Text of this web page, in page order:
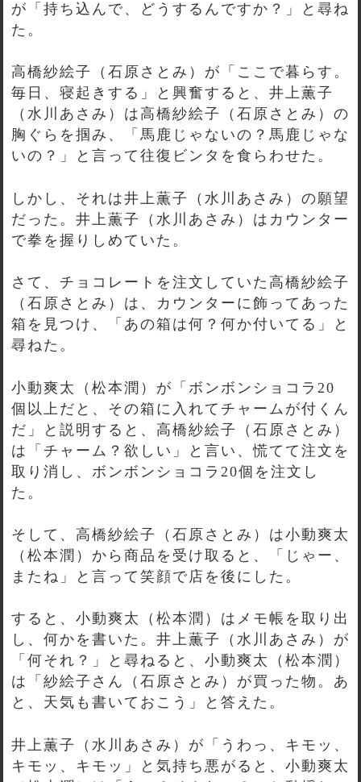
が「持ち込んで、どうするんですか？」と尋ね
た。
高橋紗絵子（石原さとみ）が「ここで暮らす。
毎日、寝起きする」と興奮すると、井上薫子
（水川あさみ）は高橋紗絵子（石原さとみ）の
胸ぐらを掴み、「馬鹿じゃないの？馬鹿じゃな
いの？」と言って往復ビンタを食らわせた。
しかし、それは井上薫子（水川あさみ）の願望
だった。井上薫子（水川あさみ）はカウンター
で拳を握りしめていた。
さて、チョコレートを注文していた高橋紗絵子
（石原さとみ）は、カウンターに飾ってあった
箱を見つけ、「あの箱は何？何か付いてる」と
尋ねた。
小動爽太（松本潤）が「ボンボンショコラ20
個以上だと、その箱に入れてチャームが付くん
だ」と説明すると、高橋紗絵子（石原さとみ）
は「チャーム？欲しい」と言い、慌てて注文を
取り消し、ボンボンショコラ20個を注文し
た。
そして、高橋紗絵子（石原さとみ）は小動爽太
（松本潤）から商品を受け取ると、「じゃー、
またね」と言って笑顔で店を後にした。
すると、小動爽太（松本潤）はメモ帳を取り出
し、何かを書いた。井上薫子（水川あさみ）が
「何それ？」と尋ねると、小動爽太（松本潤）
は「紗絵子さん（石原さとみ）が買った物。あ
と、天気も書いておこう」と答えた。
井上薫子（水川あさみ）が「うわっ、キモッ、
キモッ、キモッ」と気持ち悪がると、小動爽太